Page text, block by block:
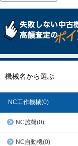
機械名から選ぶ
NC工作機械(0)
NC施盤(0)
NC自動機(0)